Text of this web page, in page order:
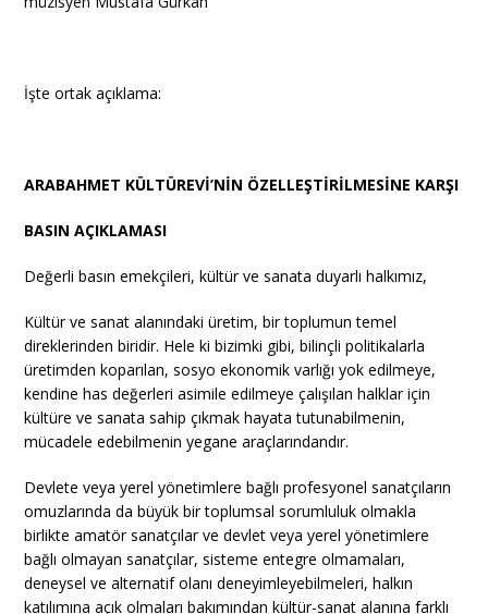
İşte ortak açıklama:
ARABAHMET KÜLTÜREVİ’NİN ÖZELLEŞTİRİLMESİNE KARŞI
BASIN AÇIKLAMASI
Değerli basın emekçileri, kültür ve sanata duyarlı halkımız,
Kültür ve sanat alanındaki üretim, bir toplumun temel
direklerinden biridir. Hele ki bizimki gibi, bilinçli politikalarla
üretimden koparılan, sosyo ekonomik varlığı yok edilmeye,
kendine has değerleri asimile edilmeye çalışılan halklar için
kültüre ve sanata sahip çıkmak hayata tutunabilmenin,
mücadele edebilmenin yegane araçlarındandır.
Devlete veya yerel yönetimlere bağlı profesyonel sanatçıların
omuzlarında da büyük bir toplumsal sorumluluk olmakla
birlikte amatör sanatçılar ve devlet veya yerel yönetimlere
bağlı olmayan sanatçılar, sisteme entegre olmamaları,
deneysel ve alternatif olanı deneyimleyebilmeleri, halkın
katılımına açık olmaları bakımından kültür-sanat alanına farklı